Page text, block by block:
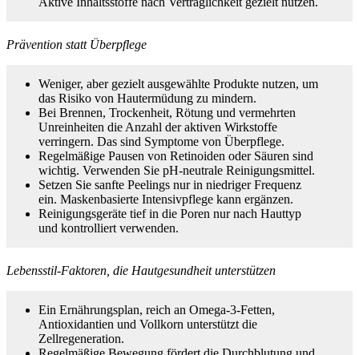
Prävention statt Überpflege
Weniger, aber gezielt ausgewählte Produkte nutzen, um
das Risiko von Hautermüdung zu mindern.
Bei Brennen, Trockenheit, Rötung und vermehrten
Unreinheiten die Anzahl der aktiven Wirkstoffe
verringern. Das sind Symptome von Überpflege.
Regelmäßige Pausen von Retinoiden oder Säuren sind
wichtig. Verwenden Sie pH‑neutrale Reinigungsmittel.
Setzen Sie sanfte Peelings nur in niedriger Frequenz
ein. Maskenbasierte Intensivpflege kann ergänzen.
Reinigungsgeräte tief in die Poren nur nach Hauttyp
und kontrolliert verwenden.
Lebensstil‑Faktoren, die Hautgesundheit unterstützen
Ein Ernährungsplan, reich an Omega‑3‑Fetten,
Antioxidantien und Vollkorn unterstützt die
Zellregeneration.